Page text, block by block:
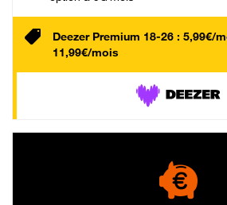
Deezer Premium 18-26 : 5,99€/
11,99€/mois